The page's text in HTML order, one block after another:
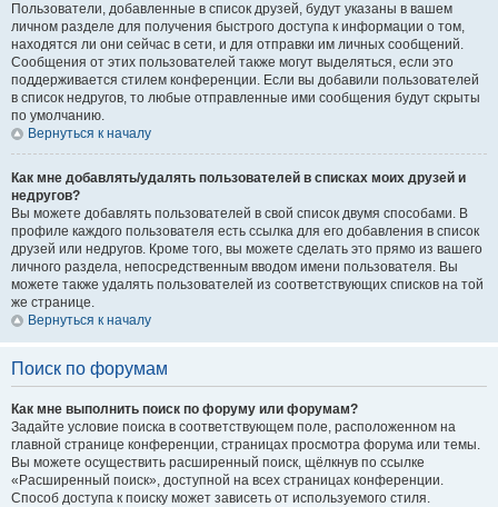
Пользователи, добавленные в список друзей, будут указаны в вашем
личном разделе для получения быстрого доступа к информации о том,
находятся ли они сейчас в сети, и для отправки им личных сообщений.
Сообщения от этих пользователей также могут выделяться, если это
поддерживается стилем конференции. Если вы добавили пользователей
в список недругов, то любые отправленные ими сообщения будут скрыты
по умолчанию.
Вернуться к началу
Как мне добавлять/удалять пользователей в списках моих друзей и
недругов?
Вы можете добавлять пользователей в свой список двумя способами. В
профиле каждого пользователя есть ссылка для его добавления в список
друзей или недругов. Кроме того, вы можете сделать это прямо из вашего
личного раздела, непосредственным вводом имени пользователя. Вы
можете также удалять пользователей из соответствующих списков на той
же странице.
Вернуться к началу
Поиск по форумам
Как мне выполнить поиск по форуму или форумам?
Задайте условие поиска в соответствующем поле, расположенном на
главной странице конференции, страницах просмотра форума или темы.
Вы можете осуществить расширенный поиск, щёлкнув по ссылке
«Расширенный поиск», доступной на всех страницах конференции.
Способ доступа к поиску может зависеть от используемого стиля.